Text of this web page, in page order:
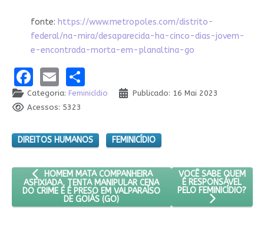
fonte: https://www.metropoles.com/distrito-
federal/na-mira/desaparecida-ha-cinco-dias-jovem-
e-encontrada-morta-em-planaltina-go
Facebook
EmailShare
Categoria: Feminicídio
Publicado: 16 Mai 2023
Acessos: 5323
DIREITOS HUMANOS FEMINICÍDIO
ARTIGO ANTERIOR: HOMEM MATA COMPANHEIRA ASFIXIADA,
HOMEM MATA COMPANHEIRA
ASFIXIADA, TENTA MANIPULAR CENA
DO CRIME E É PRESO EM VALPARAÍSO
DE GOIÁS (GO)
PRÓXIMO ARTIGO:
VOCÊ SABE QUEM
É RESPONSÁVEL
PELO FEMINICÍDIO?